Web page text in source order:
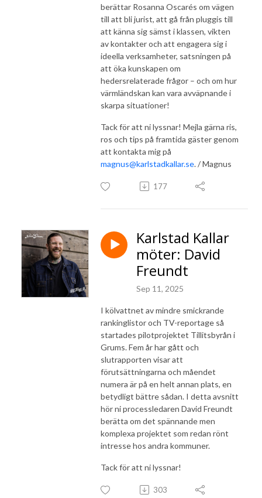
berättar Rosanna Oscarés om vägen
till att bli jurist, att gå från pluggis till
att känna sig sämst i klassen, vikten
av kontakter och att engagera sig i
ideella verksamheter, satsningen på
att öka kunskapen om
hedersrelaterade frågor – och om hur
värmländskan kan vara avväpnande i
skarpa situationer!
Tack för att ni lyssnar! Mejla gärna ris,
ros och tips på framtida gäster genom
att kontakta mig på
magnus@karlstadkallar.se. / Magnus
177
Karlstad Kallar
möter: David
Freundt
Sep 11, 2025
I kölvattnet av mindre smickrande
rankinglistor och TV-reportage så
startades pilotprojektet Tillitsbyrån i
Grums. Fem år har gått och
slutrapporten visar att
förutsättningarna och måendet
numera är på en helt annan plats, en
betydligt bättre sådan. I detta avsnitt
hör ni processledaren David Freundt
berätta om det spännande men
komplexa projektet som redan rönt
intresse hos andra kommuner.
Tack för att ni lyssnar!
303